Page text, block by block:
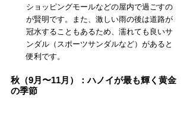
ショッピングモールなどの屋内で過ごすの
が賢明です。また、激しい雨の後は道路が
冠水することもあるため、濡れても良いサ
ンダル（スポーツサンダルなど）があると
便利です。
秋（9月〜11月）：ハノイが最も輝く黄金
の季節